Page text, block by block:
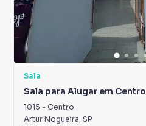
Sala
Sala para Alugar em Centro
1015 - Centro
Artur Nogueira, SP